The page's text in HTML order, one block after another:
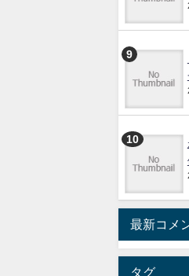
最新コメ
タグ